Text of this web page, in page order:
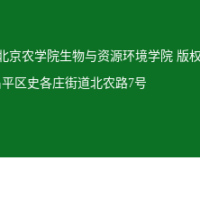
京农学院生物与资源环境学院 版
区史各庄街道北农路7号